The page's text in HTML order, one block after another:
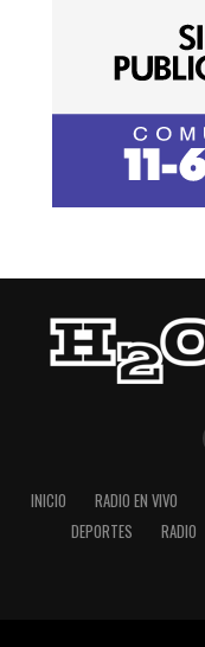
INICIO RADIO EN VIVO
DEPORTES
RADIO